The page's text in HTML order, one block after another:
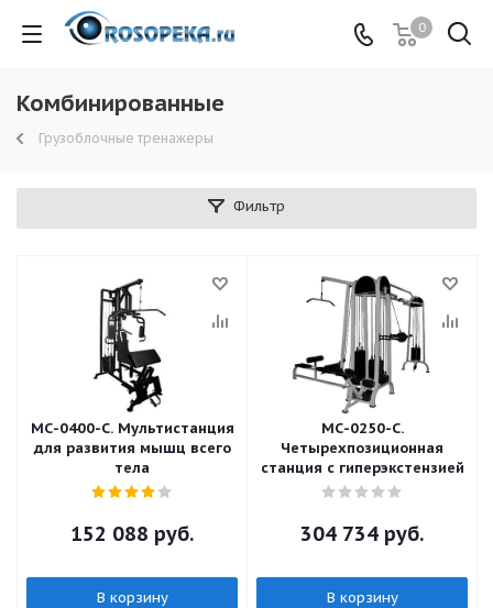
0
Комбинированные
Грузоблочные тренажеры
Фильтр
МС-0400-С. Мультистанция
для развития мышц всего
тела
152 088 руб.
В корзину
МС-0250-С.
Четырехпозиционная
станция с гиперэкстензией
304 734 руб.
В корзину